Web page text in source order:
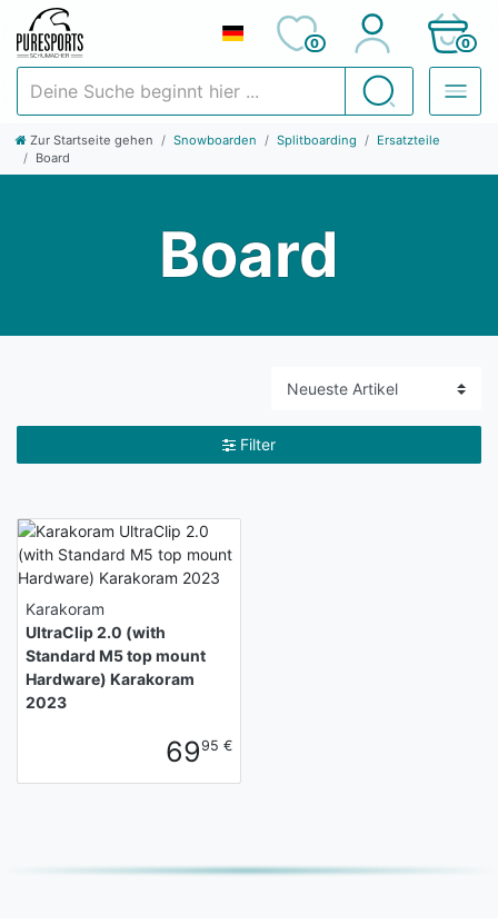
Suchen
0 0
Zur Startseite gehen Snowboarden Splitboarding
Ersatzteile
Board
Board
Filter
Karakoram
UltraClip 2.0 (with
Standard M5 top mount
Hardware) Karakoram
2023
6995 €